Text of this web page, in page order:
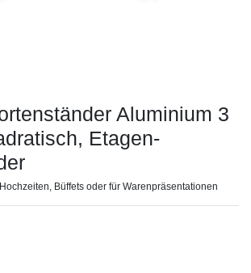
Aluminium 3
Etagen-
Büffets oder für Warenpräsentationen